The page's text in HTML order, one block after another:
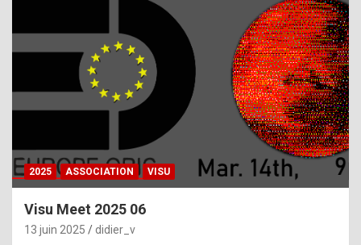
h
a
2025 ASSOCIATION VISU
Visu Meet 2025 06
13 juin 2025 didier_v